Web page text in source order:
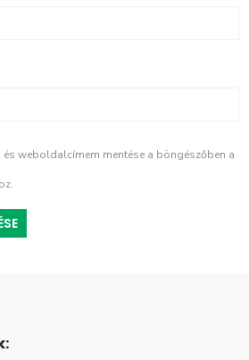
és weboldalcímem mentése a böngészőben a